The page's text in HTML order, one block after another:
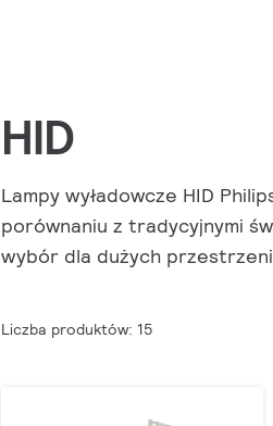
HID
Lampy wyładowcze HID
porównaniu z tradycyjnymi
wybór dla dużych
Liczba produktów: 15